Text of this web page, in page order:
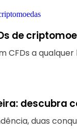
de
CFDs a qualquer
descubra
duas